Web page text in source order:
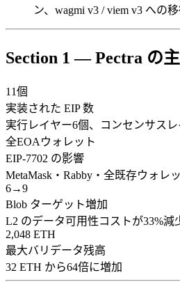
ン、wagmi v3 / viem v3 への
Section 1 — Pectra の
11個
実装された EIP 数
実行レイヤー6個、コンセンサスレ
全EOAウォレット
EIP-7702 の影響
MetaMask・Rabby・全既存ウォレ
6→9
Blob ターゲット増加
L2 のデータ可用性コストが33%減
2,048 ETH
最大バリデータ残高
32 ETH から64倍に増加